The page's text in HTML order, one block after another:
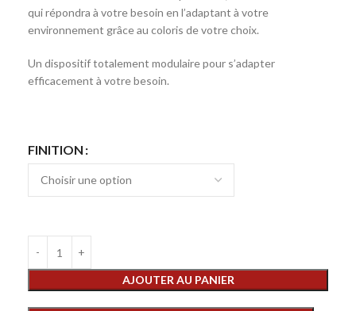
qui répondra à votre besoin en l’adaptant à votre
environnement grâce au coloris de votre choix.
Un dispositif totalement modulaire pour s’adapter
efficacement à votre besoin.
FINITION
AJOUTER AU PANIER